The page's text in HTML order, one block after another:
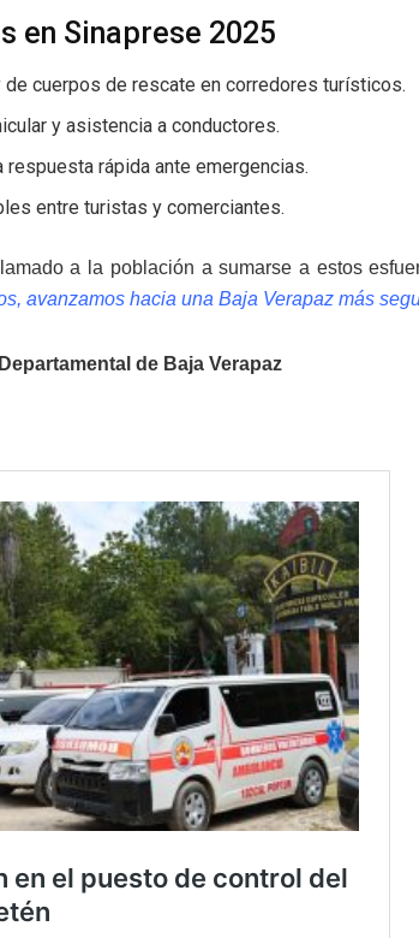
en Sinaprese 2025
cuerpos de rescate en corredores turísticos.
y asistencia a conductores.
rápida ante emergencias.
entre turistas y comerciantes.
a la población a sumarse a estos
avanzamos hacia una Baja Verapaz más
de Baja Verapaz